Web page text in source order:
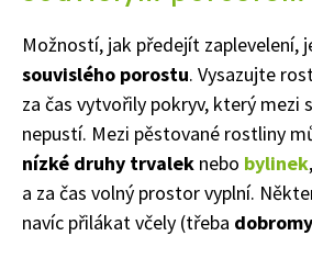
Možností, jak předejít zaplevelení,
souvislého porostu. Vysazujte
za čas vytvořily pokryv, který mezi
nepustí. Mezi pěstované rostliny
nízké druhy trvalek nebo bylinek
a za čas volný prostor vyplní.
navíc přilákat včely (třeba